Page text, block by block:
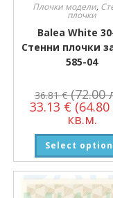
Плочки модели,
плочки
Balea White
Стенни плочки
585-04
36.81€ (72.00
33.13 € (64.80
кв.м.
Select